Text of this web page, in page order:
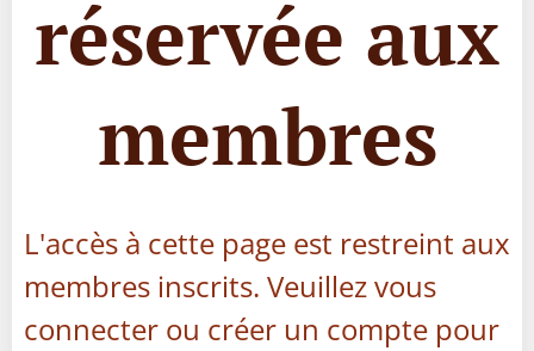
réservée aux
membres
L'accès à cette page est restreint aux
membres inscrits. Veuillez vous
connecter ou créer un compte pour